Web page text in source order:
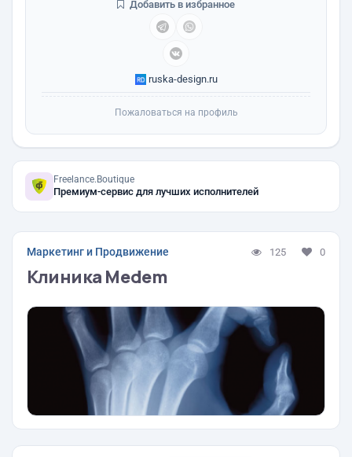
ruska-design.ru
Добавить в избранное
Пожаловаться на профиль
Freelance.Boutique
Премиум-сервис для лучших исполнителей
Маркетинг и Продвижение 125 0
Клиника Medem